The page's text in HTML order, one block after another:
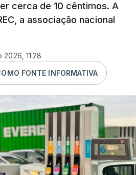
cerca de 10 cêntimos. A
a associação nacional
11:28
FONTE INFORMATIVA